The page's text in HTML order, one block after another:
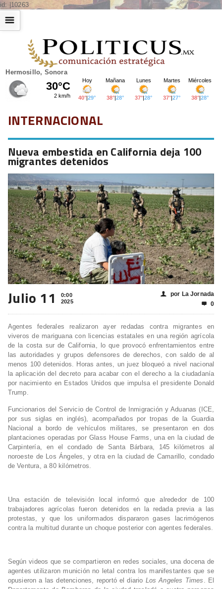
id: |10263
Hermosillo, Sonora
☰
INTERNACIONAL
Nueva embestida en California deja 100
migrantes detenidos
Julio 11
0:00
2025
👤 por La Jornada
 0
Agentes federales realizaron ayer redadas contra migrantes en
viveros de mariguana con licencias estatales en una región agrícola
de la costa sur de California, lo que provocó enfrentamientos entre
las autoridades y grupos defensores de derechos, con saldo de al
menos 100 detenidos. Horas antes, un juez bloqueó a nivel nacional
la aplicación del decreto para acabar con el derecho a la ciudadanía
por nacimiento en Estados Unidos que impulsa el presidente Donald
Trump.
Funcionarios del Servicio de Control de Inmigración y Aduanas (ICE,
por sus siglas en inglés), acompañados por tropas de la Guardia
Nacional a bordo de vehículos militares, se presentaron en dos
plantaciones operadas por Glass House Farms, una en la ciudad de
Carpintería, en el condado de Santa Bárbara, 145 kilómetros al
noroeste de Los Ángeles, y otra en la ciudad de Camarillo, condado
de Ventura, a 80 kilómetros.
Una estación de televisión local informó que alrededor de 100
trabajadores agrícolas fueron detenidos en la redada previa a las
protestas, y que los uniformados dispararon gases lacrimógenos
contra la multitud durante un choque posterior con agentes federales.
Según videos que se compartieron en redes sociales, una docena de
agentes utilizaron munición no letal contra los manifestantes que se
opusieron a las detenciones, reportó el diario Los Angeles Times . El